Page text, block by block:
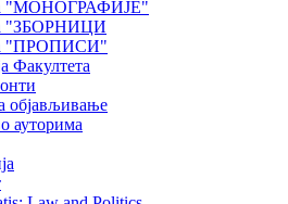
"МОНОГРАФИЈЕ"
"ЗБОРНИЦИ
"ПРОПИСИ"
Факултета
објављивање
ауторима